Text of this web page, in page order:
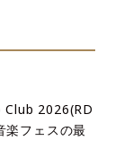
Club 2026(RD
楽フェスの最